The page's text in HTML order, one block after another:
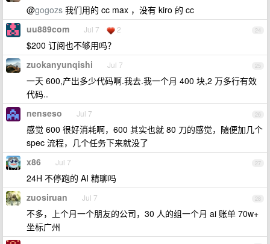
@gogozs 我们用的 cc max ，没有 kiro 的 cc
24
uu889com Jul 7 2
$200 订阅也不够用吗？
25
zuokanyunqishi Jul 7
一天 600,产出多少代码啊.我去.我一个月 400 块,2 万多行有效
代码..
26
nenseso Jul 7
感觉 600 很好消耗啊，600 其实也就 80 刀的感觉，随便加几个
spec 流程，几个任务下来就没了
27
x86 Jul 7
24H 不停跑的 AI 精聊吗
28
zuosiruan Jul 7
不多，上个月一个朋友的公司，30 人的组一个月 ai 账单 70w+
坐标广州